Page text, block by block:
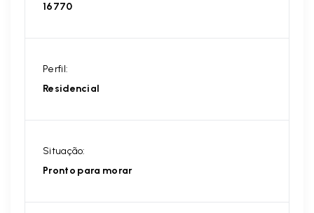
16770
Perfil:
Residencial
Situação:
Pronto para morar